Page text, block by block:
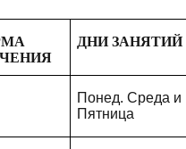
ДНИ ЗАНЯТИЙ
Понед. Среда и
Пятница